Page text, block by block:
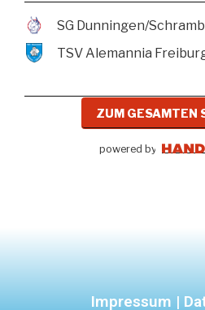
SG Dunningen/
ZUM GESAMTEN
powered by
Impressum |